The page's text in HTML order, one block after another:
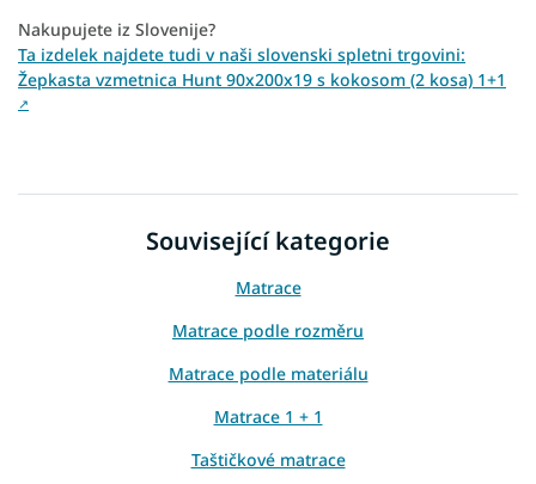
Nakupujete iz Slovenije?
Ta izdelek najdete tudi v naši slovenski spletni trgovini:
Žepkasta vzmetnica Hunt 90x200x19 s kokosom (2 kosa) 1+1
↗
Související kategorie
Matrace
Matrace podle rozměru
Matrace podle materiálu
Matrace 1 + 1
Taštičkové matrace